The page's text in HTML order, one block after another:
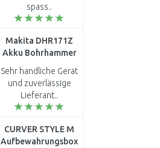
spass..
Makita DHR171Z
Akku Bohrhammer
SDS-Plus 18V, mit
Seitengriff
(Sologerät)
Sehr handliche Gerät
und zuverlässige
Lieferant..
CURVER STYLE M
Aufbewahrungsbox